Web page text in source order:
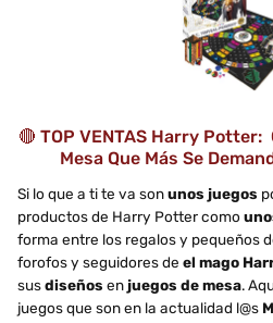
🔴 TOP VENTAS Harry
Mesa Que Más Se
Si lo que a ti te va sonunos juegos
productos de Harry Potter como
forma entre los regalos y pequeños
forofos y seguidores de el mago
susdiseños en juegos de mesa.
juegos que son en la actualidad l@s